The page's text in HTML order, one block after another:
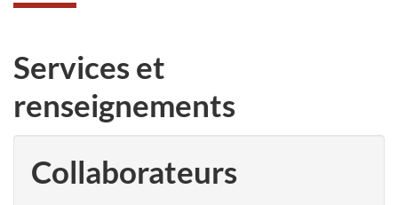
site
Services et
renseignements
Collaborateurs